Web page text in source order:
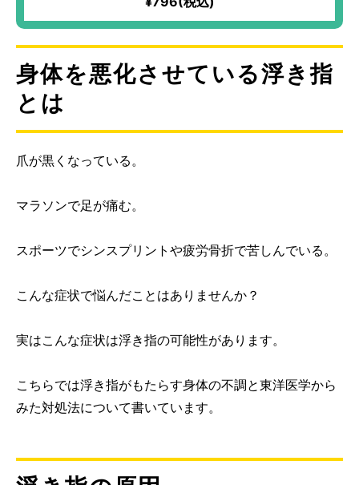
身体を悪化させている浮き指
とは
爪が黒くなっている。
マラソンで足が痛む。
スポーツでシンスプリントや疲労骨折で苦しんでいる。
こんな症状で悩んだことはありませんか？
実はこんな症状は浮き指の可能性があります。
こちらでは浮き指がもたらす身体の不調と東洋医学から
みた対処法について書いています。